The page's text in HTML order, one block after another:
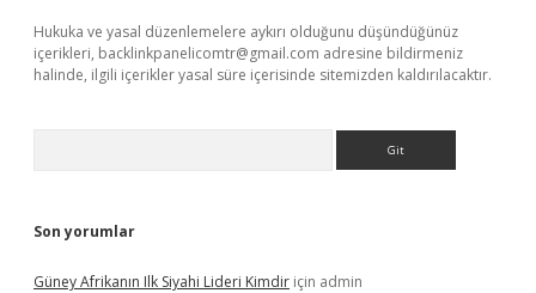
Hukuka ve yasal düzenlemelere aykırı olduğunu düşündüğünüz
içerikleri, backlinkpanelicomtr@gmail.com adresine bildirmeniz
halinde, ilgili içerikler yasal süre içerisinde sitemizden kaldırılacaktır.
Son yorumlar
Güney Afrikanın Ilk Siyahi Lideri Kimdir için admin